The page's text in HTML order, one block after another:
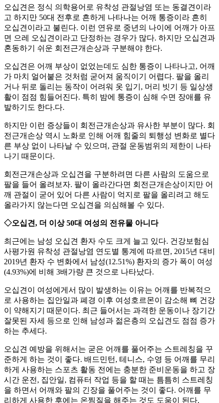
오십견은 정식 의학용어로 유착성 관절낭염 또는 동결견이라
고 하지만 50대 전후로 흔하게 나타나는 어깨 통증이라 흔히
오십견이라고 불린다. 이런 연유로 중년의 나이에 어깨가 아프
면 으레 오십견이라고 단정하는 경우가 많다. 하지만 오십견과
혼동하기 쉬운 회전근개손상과 구분해야 한다.
오십견은 어깨 부상이 없었는데도 심한 통증이 나타나고, 어깨
가 마치 얼어붙은 것처럼 굳어져 움직이기 어렵다. 팔을 올리
거나 뒤로 돌리는 동작이 어려워 옷 입기, 머리 빗기 등 일상생
활이 점점 힘들어진다. 특히 밤에 통증이 심해 수면 장애를 유
발하기도 한다.다.
하지만 이런 증상들이 회전근개손상과 유사한 부분이 많다. 회
전근개손상 역시 노화로 인해 어깨 힘줄의 퇴행성 변화로 별다
른 부상 없이 나타날 수 있으며, 관절 운동범위의 제한이 나타
나기 때문이다.
회전근개손상과 오십견을 구분하려면 다른 사람의 도움으로
팔을 들어 올려보자. 팔이 올라간다면 회전근개손상이지만 어
깨 관절이 굳어 있어 다른 사람이 억지로 팔을 올리려고 해도
올라가지 않는다면 오십견을 의심해볼 수 있다.
◇오십견, 더 이상 50대 여성의 전유물 아니다
최근에는 남성 오십견 환자 수도 크게 늘고 있다. 건강보험심
사평가원 유착성 관절낭염 연도별 통계에 따르면, 2015년 대비
2019년 환자 수 변화에서 남성(12.51%) 환자의 증가 폭이 여성
(4.93%)에 비해 3배가량 큰 것으로 나타났다.
오십견이 여성에게서 많이 발생하는 이유는 어깨를 반복적으
로 사용하는 집안일과 폐경 이후 여성호르몬이 감소해 뼈 건강
이 약해지기 때문이다. 최근 들어서는 과격한 운동이나 장기간
잘못된 자세 등으로 인해 남성과 젊은층의 오십견도 점점 증가
하는 추세다.
오십견 예방을 위해서는 굳은 어깨를 풀어주는 스트레칭을 꾸
준하게 하는 것이 좋다. 배드민턴, 테니스, 수영 등 어깨를 무리
하게 사용하는 스포츠 활동 전에는 충분한 준비운동을 하고 장
시간 운전, 집안일, 컴퓨터 작업 등을 할 때는 틈틈히 스트레칭
을 하면서 어깨와 팔의 긴장을 풀어주는 것이 좋다. 어깨를 무
리하게 사용한 후에는 온찜질을 해주는 것도 도움이 된다.